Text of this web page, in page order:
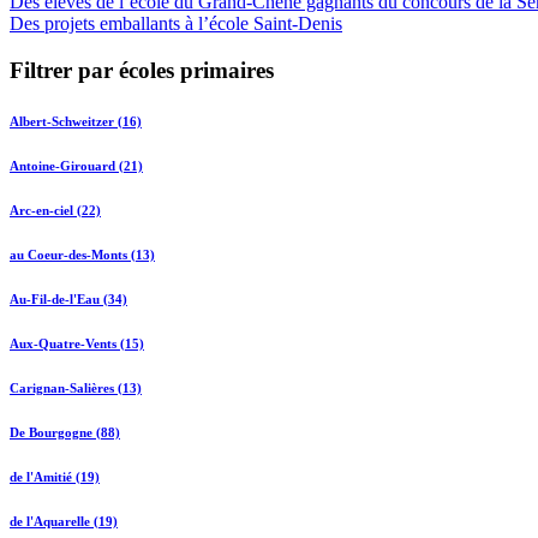
Des projets emballants à l’école Saint-Denis
Filtrer par écoles primaires
Albert-Schweitzer (16)
Antoine-Girouard (21)
Arc-en-ciel (22)
au Coeur-des-Monts (13)
Au-Fil-de-l'Eau (34)
Aux-Quatre-Vents (15)
Carignan-Salières (13)
De Bourgogne (88)
de l'Amitié (19)
de l'Aquarelle (19)